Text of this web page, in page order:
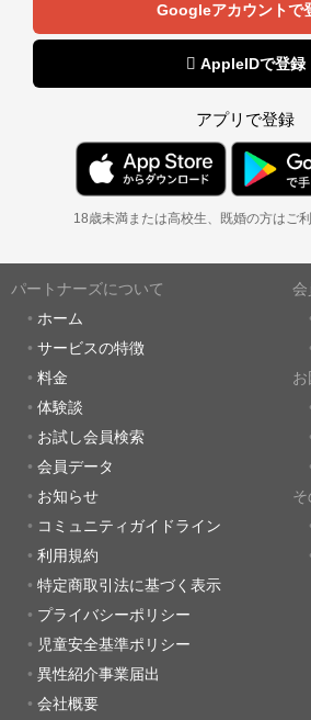
Googleアカウントで
 AppleIDで登録
アプリで登録
18歳未満または高校生、既婚の方はご
パートナーズについて
ホーム
サービスの特徴
料金
体験談
お試し会員検索
会員データ
お知らせ
コミュニティガイドライン
利用規約
特定商取引法に基づく表示
プライバシーポリシー
児童安全基準ポリシー
異性紹介事業届出
会社概要
会